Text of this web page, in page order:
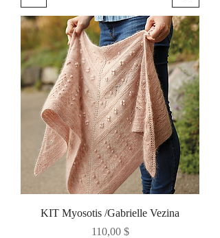
KIT Myosotis /Gabrielle Vezina
Prix
110,00 $